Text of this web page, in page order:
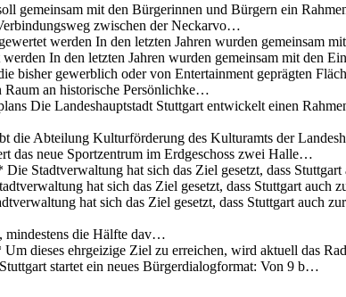
gemeinsam mit den Bürgerinnen und Bürgern ein
zwischen der Neckarvo…
werden In den letzten Jahren wurden gemeinsam
In den letzten Jahren wurden gemeinsam mit den
bisher gewerblich oder von Entertainment geprägten
an historische Persönlichke…
Die Landeshauptstadt Stuttgart entwickelt einen
die Abteilung Kulturförderung des Kulturamts der
das neue Sportzentrum im Erdgeschoss zwei Halle…
Stadtverwaltung hat sich das Ziel gesetzt, dass
hat sich das Ziel gesetzt, dass Stuttgart auch
hat sich das Ziel gesetzt, dass Stuttgart auch
mindestens die Hälfte dav…
dieses ehrgeizige Ziel zu erreichen, wird aktuell das
startet ein neues Bürgerdialogformat: Von 9 b…